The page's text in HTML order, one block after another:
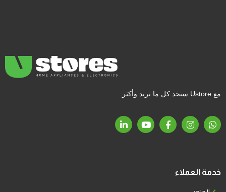
مع Ustore ستجد كل ما تريد وأكثر
خدمة العملاء